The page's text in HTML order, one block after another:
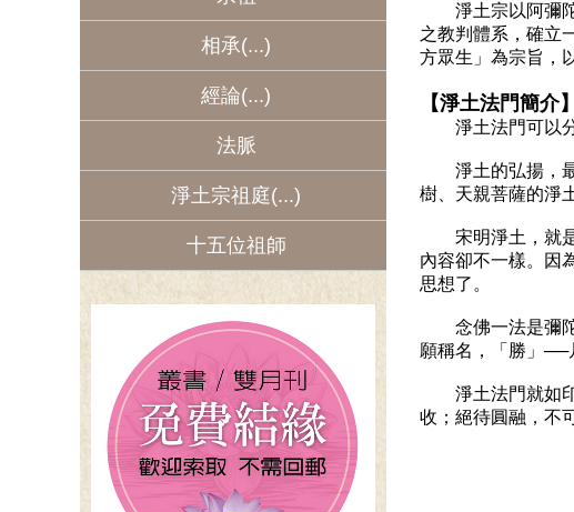
相承
經論
法脈
淨土宗祖庭
十五位祖師
淨土宗以阿彌陀
之教判體系，確立
方眾生」為宗旨，
【淨土法門簡介】
淨土法門可以分
淨土的弘揚，最
樹、天親菩薩的淨
宋明淨土，就是
內容卻不一樣。因
思想了。
念佛一法是彌陀
願稱名，「勝」──
淨土法門就如印
收；絕待圓融，不